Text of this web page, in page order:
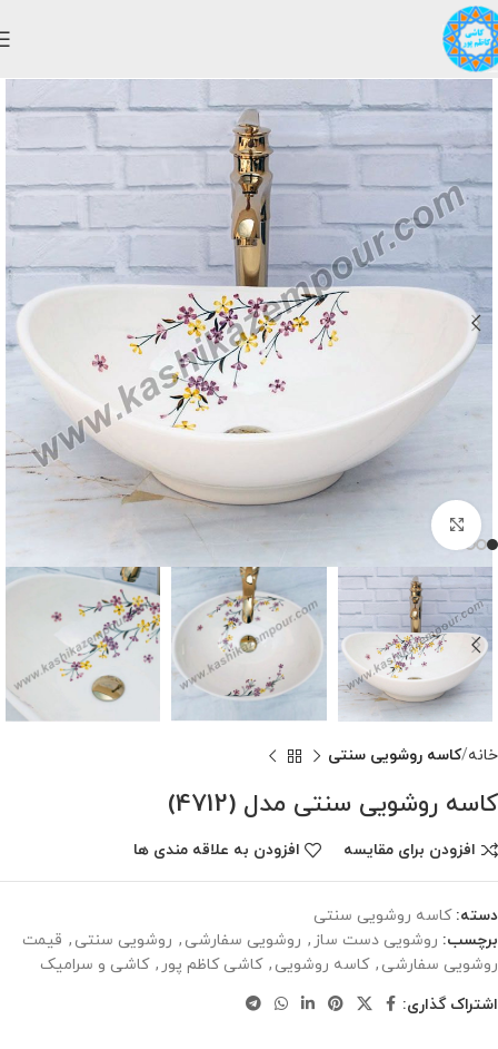
برای بزرگنمایی کلیک کنید
خانه کاسه روشویی سنتی
کاسه روشویی سنتی مدل (4712)
افزودن برای مقایسه افزودن به علاقه مندی ها
دسته: کاسه روشویی سنتی
برچسب: روشویی دست ساز , روشویی سفارشی , روشویی سنتی , قیمت
روشویی سفارشی , کاسه روشویی , کاشی کاظم پور , کاشی و سرامیک
اشتراک گذاری: